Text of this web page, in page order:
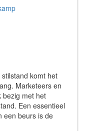
komt het
Marketeers en
bezig met het
Een essentieel
een beurs is de